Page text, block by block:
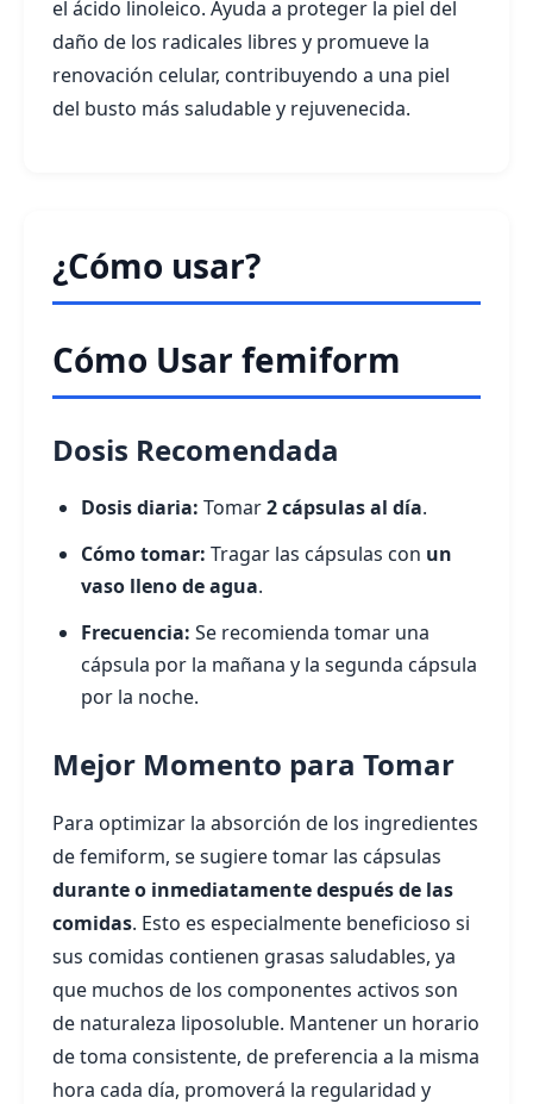
el ácido linoleico. Ayuda a proteger la piel del
daño de los radicales libres y promueve la
renovación celular, contribuyendo a una piel
del busto más saludable y rejuvenecida.
¿Cómo usar?
Cómo Usar femiform
Dosis Recomendada
Dosis diaria: Tomar2 cápsulas al día.
Cómo tomar: Tragar las cápsulas con un
vaso lleno de agua.
Frecuencia: Se recomienda tomar una
cápsula por la mañana y la segunda cápsula
por la noche.
Mejor Momento para Tomar
Para optimizar la absorción de los ingredientes
de femiform, se sugiere tomar las cápsulas
durante o inmediatamente después de las
comidas. Esto es especialmente beneficioso si
sus comidas contienen grasas saludables, ya
que muchos de los componentes activos son
de naturaleza liposoluble. Mantener un horario
de toma consistente, de preferencia a la misma
hora cada día, promoverá la regularidad y